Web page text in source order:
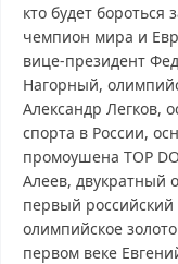
кто будет
чемпион мира и
вице-президент
Нагорный,
Александр Легков,
спорта в России,
промоушена TOP
Алеев, двукратный
первый
олимпийское
первом веке